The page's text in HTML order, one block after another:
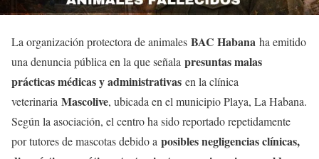
La organización protectora de animales BAC Habana ha emitido
una denuncia pública en la que señala presuntas malas
prácticas médicas y administrativas en la clínica
veterinaria Mascolive, ubicada en el municipio Playa, La Habana.
Según la asociación, el centro ha sido reportado repetidamente
por tutores de mascotas debido a posibles negligencias clínicas,